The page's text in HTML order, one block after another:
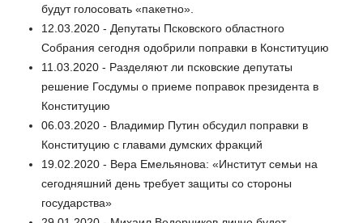
будут голосовать «пакетно».
12.03.2020 - Депутаты Псковского областного
Собрания сегодня одобрили поправки в Конституцию
11.03.2020 - Разделяют ли псковские депутаты
решение Госдумы о приеме поправок президента в
Конституцию
06.03.2020 - Владимир Путин обсудил поправки в
Конституцию с главами думских фракций
19.02.2020 - Вера Емельянова: «Институт семьи на
сегодняшний день требует защиты со стороны
государства»